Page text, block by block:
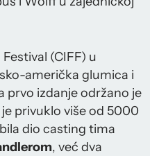
(CIFF) u
američka glumica i
prvo izdanje održano je
privuklo više od 5000
dio casting tima
, već dva